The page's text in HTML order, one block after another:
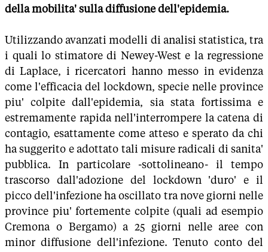
della mobilita' sulla diffusione dell'epidemia.
Utilizzando avanzati modelli di analisi statistica, tra
i quali lo stimatore di Newey-West e la regressione
di Laplace, i ricercatori hanno messo in evidenza
come l'efficacia del lockdown, specie nelle province
piu' colpite dall'epidemia, sia stata fortissima e
estremamente rapida nell'interrompere la catena di
contagio, esattamente come atteso e sperato da chi
ha suggerito e adottato tali misure radicali di sanita'
pubblica. In particolare -sottolineano- il tempo
trascorso dall'adozione del lockdown 'duro' e il
picco dell'infezione ha oscillato tra nove giorni nelle
province piu' fortemente colpite (quali ad esempio
Cremona o Bergamo) a 25 giorni nelle aree con
minor diffusione dell'infezione. Tenuto conto del